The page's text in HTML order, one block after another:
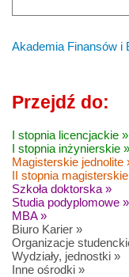
Akademia Finansów i
Przejdź do:
I stopnia licencjackie »
I stopnia inżynierskie »
Magisterskie jednolite
II stopnia
Szkoła doktorska »
Studia podyplomowe »
MBA »
Biuro Karier »
Organizacje
Wydziały, jednostki »
Inne ośrodki »